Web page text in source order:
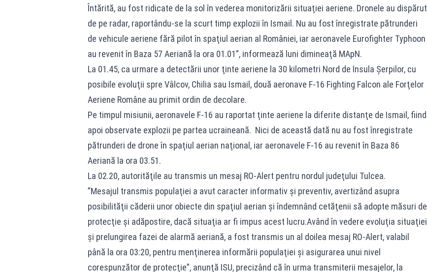
Întărită, au fost ridicate de la sol în vederea monitorizării situaţiei aeriene. Dronele au dispărut
de pe radar, raportându-se la scurt timp explozii în Ismail. Nu au fost înregistrate pătrunderi
de vehicule aeriene fără pilot în spaţiul aerian al României, iar aeronavele Eurofighter Typhoon
au revenit în Baza 57 Aeriană la ora 01.01”, informează luni dimineaţă MApN.
La 01.45, ca urmare a detectării unor ţinte aeriene la 30 kilometri Nord de Insula Şerpilor, cu
posibile evoluţii spre Vâlcov, Chilia sau Ismail, două aeronave F-16 Fighting Falcon ale Forţelor
Aeriene Române au primit ordin de decolare.
Pe timpul misiunii, aeronavele F-16 au raportat ţinte aeriene la diferite distanţe de Ismail, fiind
apoi observate explozii pe partea ucraineană. Nici de această dată nu au fost înregistrate
pătrunderi de drone în spaţiul aerian naţional, iar aeronavele F-16 au revenit în Baza 86
Aeriană la ora 03.51.
La 02.20, autorităţile au transmis un mesaj RO-Alert pentru nordul judeţului Tulcea.
”Mesajul transmis populaţiei a avut caracter informativ şi preventiv, avertizând asupra
posibilităţii căderii unor obiecte din spaţiul aerian şi îndemnând cetăţenii să adopte măsuri de
protecţie şi adăpostire, dacă situaţia ar fi impus acest lucru.Având în vedere evoluţia situaţiei
şi prelungirea fazei de alarmă aeriană, a fost transmis un al doilea mesaj RO-Alert, valabil
până la ora 03:20, pentru menţinerea informării populaţiei şi asigurarea unui nivel
corespunzător de protecţie”, anunţă ISU, precizând că în urma transmiterii mesajelor, la